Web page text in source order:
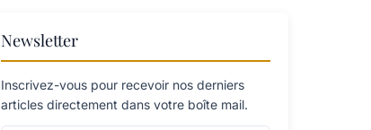
Newsletter
Inscrivez-vous pour recevoir nos derniers
articles directement dans votre boîte mail.